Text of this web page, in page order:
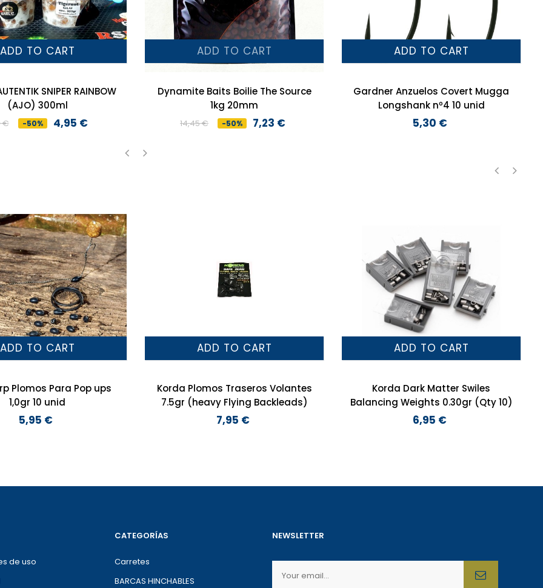
ADD TO CART
SNIPER RAINBOW
(AJO) 300ml
Preço
€ -50%
Preço4,95 €
ADD TO CART
Dynamite Baits Boilie The Source
1kg 20mm
Preço
14,45 € -50%
Preço7,23 €
ADD TO CART
Gardner Anzuelos Covert Mugga
Longshank nº4 10 unid
Preço
5,30 €
ADD TO CART
Plomos Para Pop ups
1,0gr 10 unid
Preço
5,95 €
ADD TO CART
Korda Plomos Traseros Volantes
7.5gr (heavy Flying Backleads)
Preço
7,95 €
ADD TO CART
Korda Dark Matter Swiles
Balancing Weights 0.30gr (Qty 10)
Preço
6,95 €
de uso
CATEGORÍAS
Carretes
BARCAS HINCHABLES
NEWSLETTER